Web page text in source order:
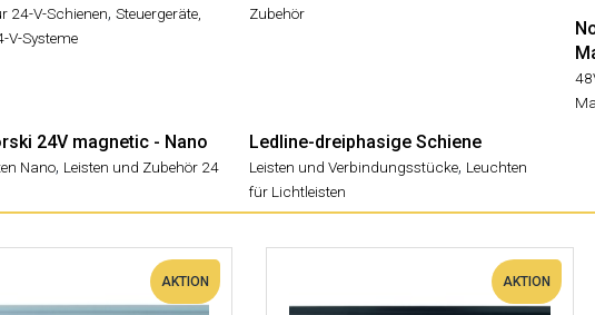
24-V-Schienen, Steuergeräte,
V-Systeme
Zubehör
24V magnetic - Nano
Nano, Leisten und Zubehör 24
Ledline-dreiphasige Schiene
Leisten und Verbindungsstücke, Leuchten
für Lichtleisten
AKTION AKTION